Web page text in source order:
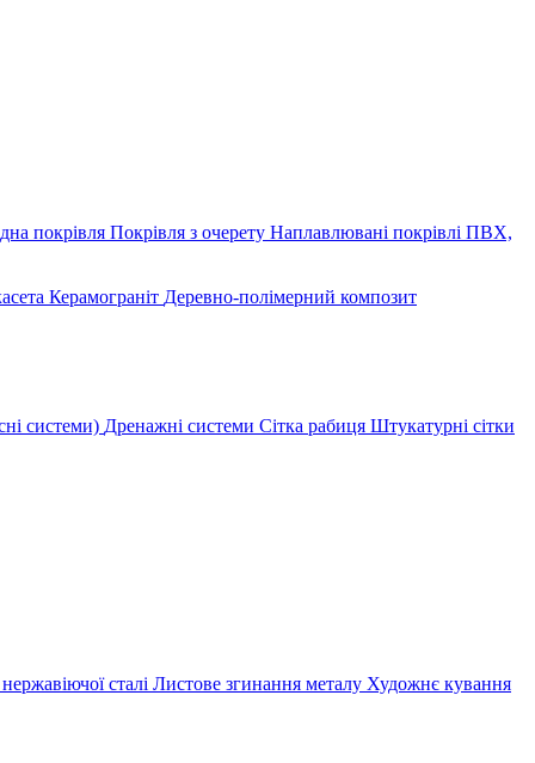
покрівля Покрівля з очерету Наплавлювані покрівлі ПВХ,
Керамограніт Деревно-полімерний композит
системи) Дренажні системи Сітка рабиця Штукатурні сітки
сталі Листове згинання металу Художнє кування